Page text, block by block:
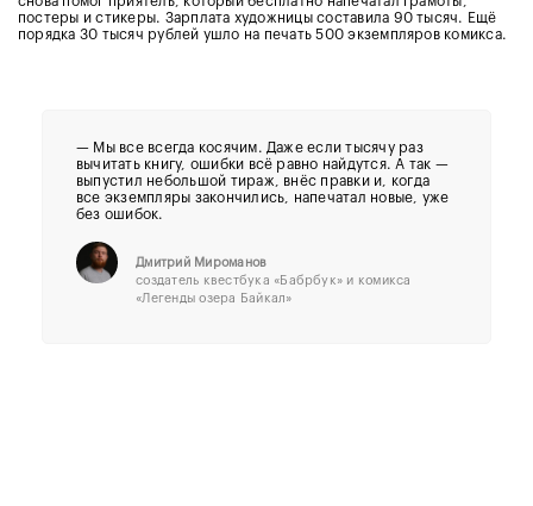
постеры и стикеры. Зарплата художницы составила 90 тысяч. Ещё
порядка 30 тысяч рублей ушло на печать 500 экземпляров комикса.
— Мы все всегда косячим. Даже если тысячу раз
вычитать книгу, ошибки всё равно найдутся. А так —
выпустил небольшой тираж, внёс правки и, когда
все экземпляры закончились, напечатал новые, уже
без ошибок.
Дмитрий Мироманов
создатель квестбука «Бабрбук» и комикса
«Легенды озера Байкал»